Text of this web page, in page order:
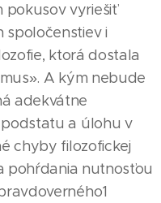
pokusov vyriešiť
spoločenstiev i
ktorá dostala
A kým nebude
adekvátne
a úlohu v
chyby filozofickej
pohŕdania nutnosťou